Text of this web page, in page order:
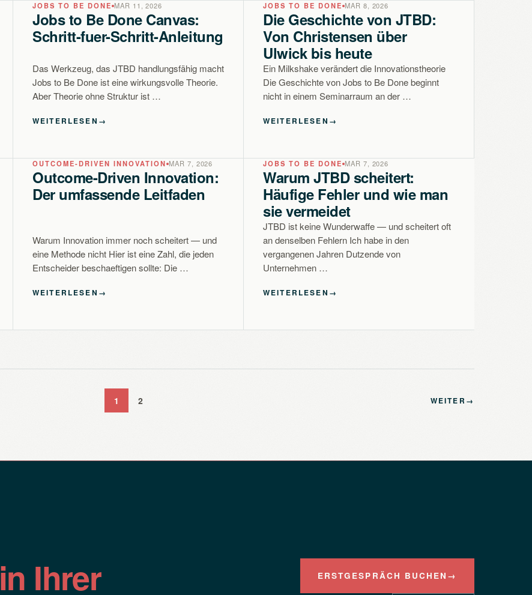
JOBS TO BE DONE MAR 11, 2026
Jobs to Be Done Canvas:
Schritt-fuer-Schritt-Anleitung
Das Werkzeug, das JTBD handlungsfähig macht
Jobs to Be Done ist eine wirkungsvolle Theorie.
Aber Theorie ohne Struktur ist …
WEITERLESEN →
JOBS TO BE DONE MAR 8, 2026
Die Geschichte von JTBD:
Von Christensen über
Ulwick bis heute
Ein Milkshake verändert die Innovationstheorie
Die Geschichte von Jobs to Be Done beginnt
nicht in einem Seminarraum an der …
WEITERLESEN →
OUTCOME-DRIVEN INNOVATION MAR 7, 2026
Outcome-Driven Innovation:
Der umfassende Leitfaden
Warum Innovation immer noch scheitert — und
eine Methode nicht Hier ist eine Zahl, die jeden
Entscheider beschaeftigen sollte: Die …
WEITERLESEN →
JOBS TO BE DONE MAR 7, 2026
Warum JTBD scheitert:
Häufige Fehler und wie man
sie vermeidet
JTBD ist keine Wunderwaffe — und scheitert oft
an denselben Fehlern Ich habe in den
vergangenen Jahren Dutzende von
Unternehmen …
WEITERLESEN →
1 2 WEITER →
in Ihrer ERSTGESPRÄCH BUCHEN →